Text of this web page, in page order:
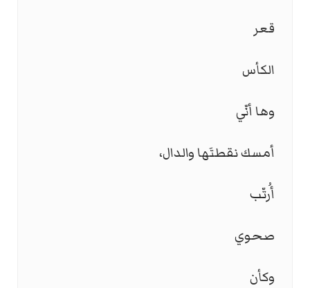
قعر
الكأس
وها أنّي
أمسك نقطتَها والدال،
أُرتّب
صحوي
وكأن